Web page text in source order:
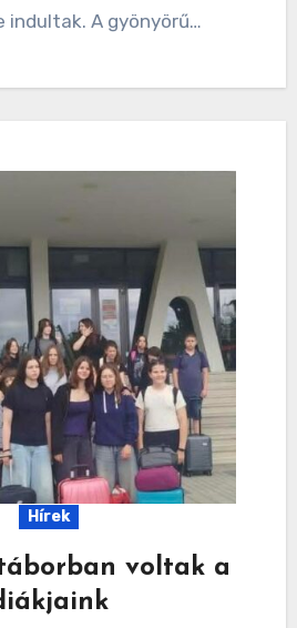
indultak. A gyönyörű…
Hírek
voltak a